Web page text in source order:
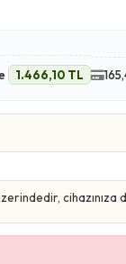
1.466,10 TL
cihazınıza